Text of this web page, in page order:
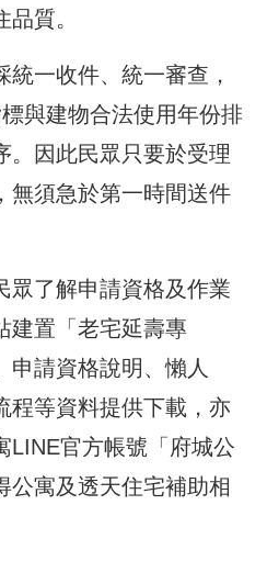
質。
一收件、統一審查，
與建物合法使用年份排
。因此民眾只要於受理
無須急於第一時間送件
眾了解申請資格及作業
建置「老宅延壽專
申請資格說明、懶人
程等資料提供下載，亦
LINE官方帳號「府城公
公寓及透天住宅補助相